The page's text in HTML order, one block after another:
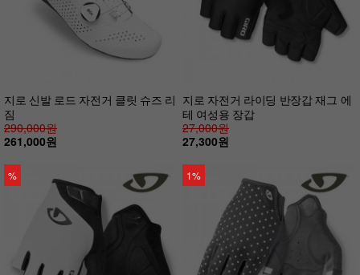
지로 신발 로드 자전거 클릿 슈즈 리
짐
290,000원
261,000원
지로 자전거 라이딩 반장갑 재그 에
테 여성용 장갑
27,000원
27,300원
% 1%